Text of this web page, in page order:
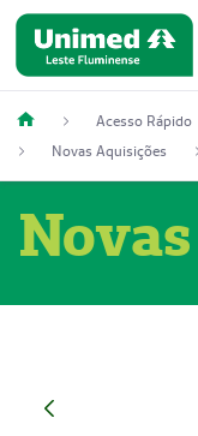
Acesso Rápido
Novas Aquisições